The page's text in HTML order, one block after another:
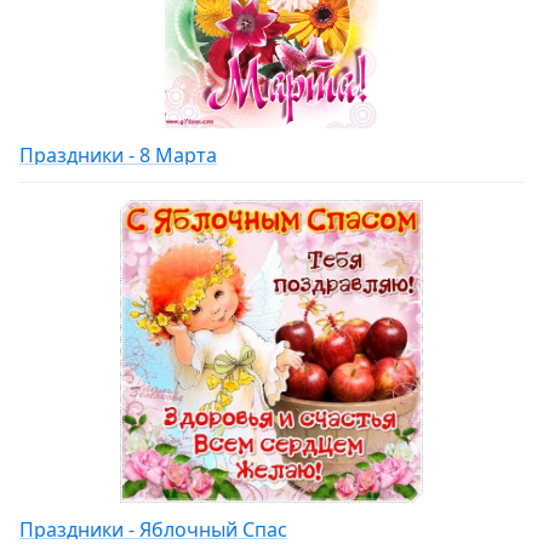
Праздники - 8 Марта
Праздники - Яблочный Спас